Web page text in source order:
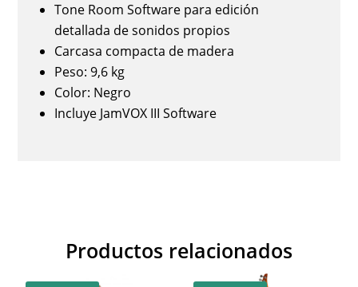
Tone Room Software para edición
detallada de sonidos propios
Carcasa compacta de madera
Peso: 9,6 kg
Color: Negro
Incluye JamVOX III Software
Productos relacionados